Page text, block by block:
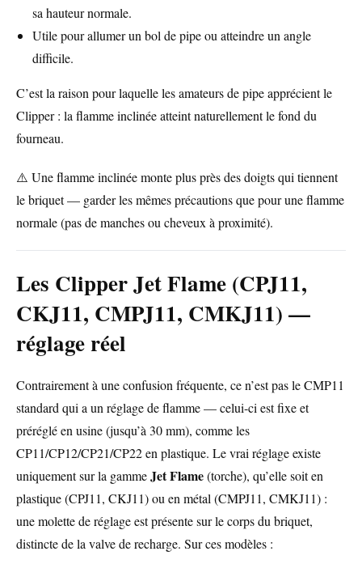
sa hauteur normale.
Utile pour allumer un bol de pipe ou atteindre un angle
difficile.
C’est la raison pour laquelle les amateurs de pipe apprécient le
Clipper : la flamme inclinée atteint naturellement le fond du
fourneau.
⚠️ Une flamme inclinée monte plus près des doigts qui tiennent
le briquet — garder les mêmes précautions que pour une flamme
normale (pas de manches ou cheveux à proximité).
Les Clipper Jet Flame (CPJ11,
CKJ11, CMPJ11, CMKJ11) —
réglage réel
Contrairement à une confusion fréquente, ce n’est pas le CMP11
standard qui a un réglage de flamme — celui-ci est fixe et
préréglé en usine (jusqu’à 30 mm), comme les
CP11/CP12/CP21/CP22 en plastique. Le vrai réglage existe
uniquement sur la gammeJet Flame(torche), qu’elle soit en
plastique (CPJ11, CKJ11) ou en métal (CMPJ11, CMKJ11) :
une molette de réglage est présente sur le corps du briquet,
distincte de la valve de recharge. Sur ces modèles :